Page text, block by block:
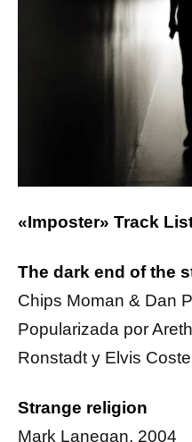
«Imposter» Track
The dark end of the
Chips Moman & Dan
Popularizada por
Ronstadt y Elvis
Strange religion
Mark Lanegan, 2004